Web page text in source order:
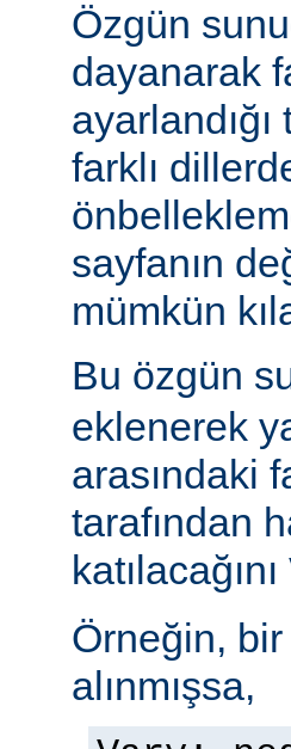
Özgün
dayanarak
farklı
sayfanın
mümkün
Bu özgün
eklenerek
arasındaki
tarafından
katılacağını
Örneğin, bir
alınmışsa,